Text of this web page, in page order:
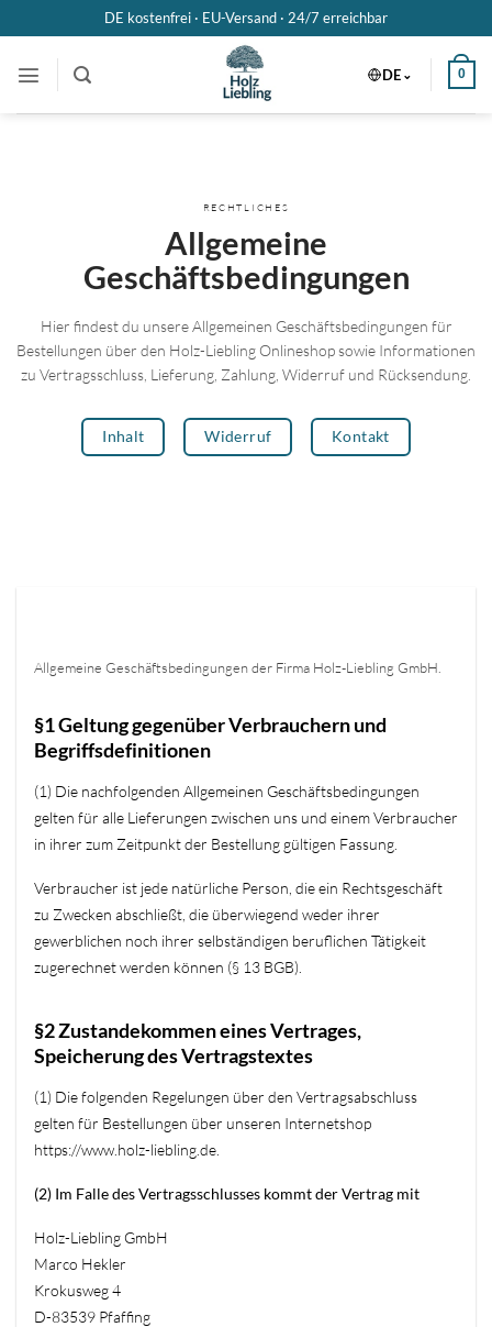
Inhalt
DE kostenfrei · EU-Versand · 24/7 erreichbar
DE 0
RECHTLICHES
Allgemeine
Geschäftsbedingungen
Hier findest du unsere Allgemeinen Geschäftsbedingungen für
Bestellungen über den Holz-Liebling Onlineshop sowie Informationen
zu Vertragsschluss, Lieferung, Zahlung, Widerruf und Rücksendung.
Inhalt Widerruf Kontakt
Allgemeine Geschäftsbedingungen der Firma Holz-Liebling GmbH.
§1 Geltung gegenüber Verbrauchern und
Begriffsdefinitionen
(1) Die nachfolgenden Allgemeinen Geschäftsbedingungen
gelten für alle Lieferungen zwischen uns und einem Verbraucher
in ihrer zum Zeitpunkt der Bestellung gültigen Fassung.
Verbraucher ist jede natürliche Person, die ein Rechtsgeschäft
zu Zwecken abschließt, die überwiegend weder ihrer
gewerblichen noch ihrer selbständigen beruflichen Tätigkeit
zugerechnet werden können (§ 13 BGB).
§2 Zustandekommen eines Vertrages,
Speicherung des Vertragstextes
(1) Die folgenden Regelungen über den Vertragsabschluss
gelten für Bestellungen über unseren Internetshop
https://www.holz-liebling.de.
(2) Im Falle des Vertragsschlusses kommt der Vertrag mit
Holz-Liebling GmbH
Marco Hekler
Krokusweg 4
D-83539 Pfaffing